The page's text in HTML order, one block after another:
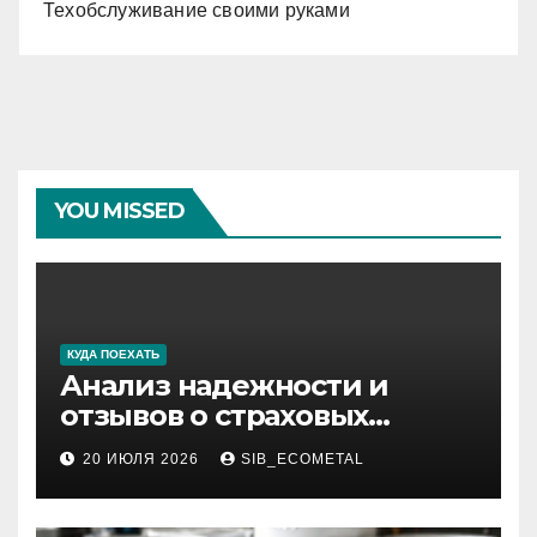
Техобслуживание своими руками
YOU MISSED
КУДА ПОЕХАТЬ
Анализ надежности и
отзывов о страховых
компаниях по итогам 2026
года
20 ИЮЛЯ 2026 SIB_ECOMETAL